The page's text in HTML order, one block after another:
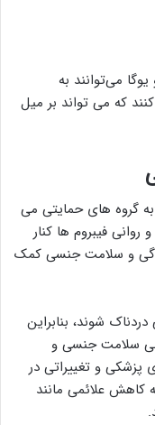
می‌توانند به
که می تواند بر میل
گروه های حمایتی می
روانی فیبروم ها کنار
و سلامت جنسی کمک
شوند، بنابراین
سلامت جنسی و
پزشکی و تغییراتی در
کاهش علائمی مانند